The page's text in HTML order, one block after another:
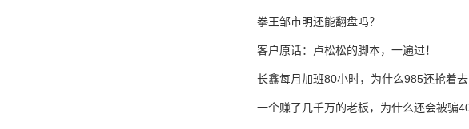
拳王邹市明还能翻盘吗？
客户原话：卢松松的脚本，一遍过！
长鑫每月加班80小时，为什么985还抢着去
一个赚了几千万的老板，为什么还会被骗